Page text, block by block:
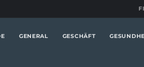
GENERAL GESCHÄFT